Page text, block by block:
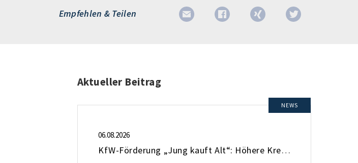
Empfehlen & Teilen
Aktueller Beitrag
NEWS
06.08.2026
KfW-Förderung „Jung kauft Alt“: Höhere Kredite ab August 2026